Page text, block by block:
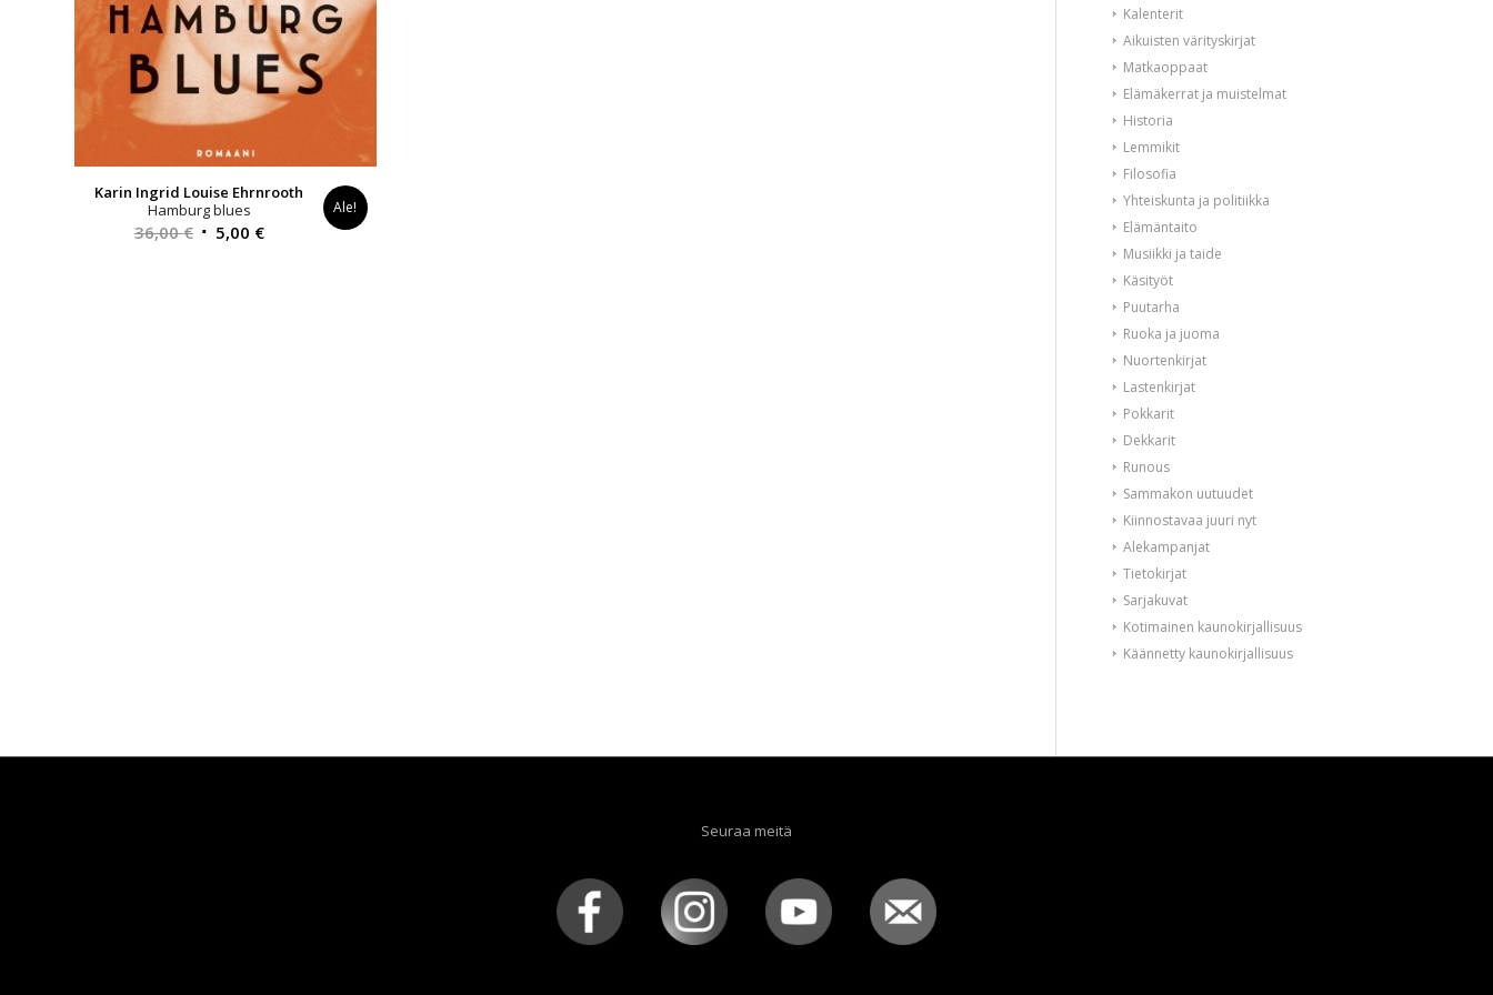
Karin Ingrid Louise Ehrnrooth
Hamburg blues
36,00€ Alkuperäinen
5,00 €Nykyinen
Ale!
Kalenterit
Aikuisten värityskirjat
Matkaoppaat
Elämäkerrat ja muistelmat
Historia
Lemmikit
Filosofia
Yhteiskunta ja politiikka
Elämäntaito
Musiikki ja taide
Käsityöt
Puutarha
Ruoka ja juoma
Nuortenkirjat
Lastenkirjat
Pokkarit
Dekkarit
Runous
Sammakon uutuudet
Kiinnostavaa juuri nyt
Alekampanjat
Tietokirjat
Sarjakuvat
Kotimainen kaunokirjallisuus
Käännetty kaunokirjallisuus
Seuraa meitä